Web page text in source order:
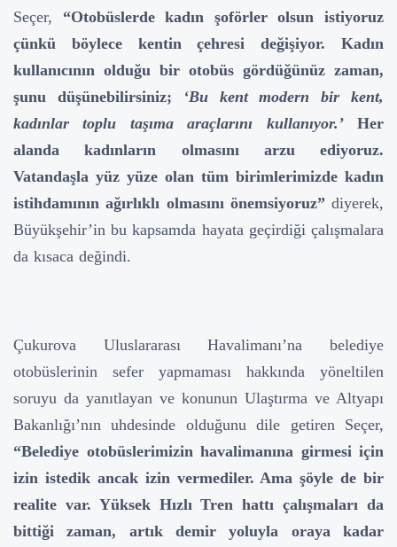
Seçer, “Otobüslerde kadın şoförler olsun istiyoruz
çünkü böylece kentin çehresi değişiyor. Kadın
kullanıcının olduğu bir otobüs gördüğünüz zaman,
şunu düşünebilirsiniz;
‘Bu kent modern bir kent,
kadınlar toplu taşıma araçlarını kullanıyor.’
Her
alanda kadınların olmasını arzu ediyoruz.
Vatandaşla yüz yüze olan tüm birimlerimizde kadın
istihdamının ağırlıklı olmasını önemsiyoruz” diyerek,
Büyükşehir’in bu kapsamda hayata geçirdiği çalışmalara
da kısaca değindi.
Çukurova Uluslararası Havalimanı’na belediye
otobüslerinin sefer yapmaması hakkında yöneltilen
soruyu da yanıtlayan ve konunun Ulaştırma ve Altyapı
Bakanlığı’nın uhdesinde olduğunu dile getiren Seçer,
“Belediye otobüslerimizin havalimanına girmesi için
izin istedik ancak izin vermediler. Ama şöyle de bir
realite var. Yüksek Hızlı Tren hattı çalışmaları da
bittiği zaman, artık demir yoluyla oraya kadar